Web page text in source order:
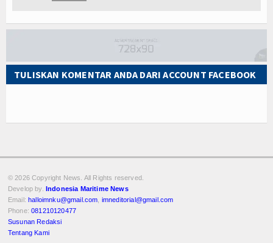
TULISKAN KOMENTAR ANDA DARI ACCOUNT FACEBOOK
© 2026 Copyright News. All Rights reserved.
Develop by. Indonesia Maritime News
Email:halloimnku@gmail.com imneditorial@gmail.com
Phone:081210120477
Susunan Redaksi
Tentang Kami